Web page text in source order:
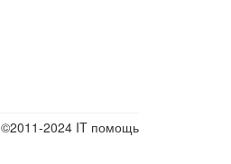
©2011-2024 IT помощь